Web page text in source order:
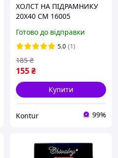
ХОЛСТ НА ПІДРАМНИКУ
20Х40 СМ 16005
Готово до відправки
5.0 (1)
155₴
185 ₴
Купити
Kontur 99%